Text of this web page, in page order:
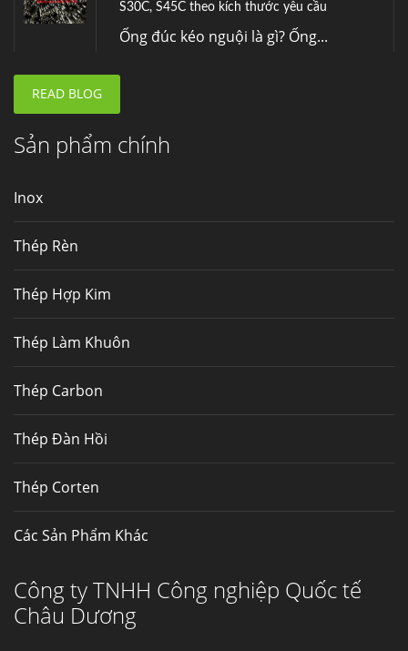
S30C, S45C theo kích thước yêu cầu
Ống đúc kéo nguội là gì? Ống...
Fengyang là một trong những nhà
Thép Fengyang
READ BLOG
Sản phẩm chính
Inox
Thép Rèn
Thép Hợp Kim
Thép Làm Khuôn
Thép Carbon
Thép Đàn Hồi
Thép Corten
Các Sản Phẩm Khác
Công ty TNHH Công nghiệp Quốc tế
Châu Dương